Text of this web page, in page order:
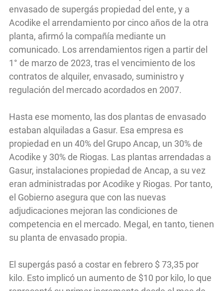
envasado de supergás propiedad del ente, y a
Acodike el arrendamiento por cinco años de la otra
planta, afirmó la compañía mediante un
comunicado. Los arrendamientos rigen a partir del
1° de marzo de 2023, tras el vencimiento de los
contratos de alquiler, envasado, suministro y
regulación del mercado acordados en 2007.
Hasta ese momento, las dos plantas de envasado
estaban alquiladas a Gasur. Esa empresa es
propiedad en un 40% del Grupo Ancap, un 30% de
Acodike y 30% de Riogas. Las plantas arrendadas a
Gasur, instalaciones propiedad de Ancap, a su vez
eran administradas por Acodike y Riogas. Por tanto,
el Gobierno asegura que con las nuevas
adjudicaciones mejoran las condiciones de
competencia en el mercado. Megal, en tanto, tienen
su planta de envasado propia.
El supergás pasó a costar en febrero $ 73,35 por
kilo. Esto implicó un aumento de $10 por kilo, lo que